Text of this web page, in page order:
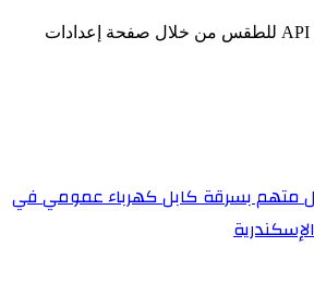
يجب عليك إضافة مفتاح API للطقس من خلال صفحة إعدادات
متهم بسرقة كابل كهرباء عمومي في